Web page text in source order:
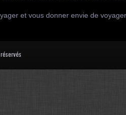
et vous donner envie de